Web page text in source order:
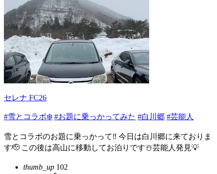
セレナ FC26
#雪とコラボ❄️ #お題に乗っかってみた #白川郷 #芸能人
雪とコラボのお題に乗っかって‼️ 今日は白川郷に来ておりま
す🫡 この後は高山に移動してお泊りです☃️芸能人発見💡
thumb_up 102